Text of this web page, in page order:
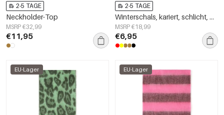
2-5 TAGE
Neckholder-Top
MSRP €32,99
€11,95
2-5 TAGE
Winterschals, kariert, schlicht, Polyester, Alltagsaccessoires
MSRP €18,99
€6,95
EU-Lager EU-Lager